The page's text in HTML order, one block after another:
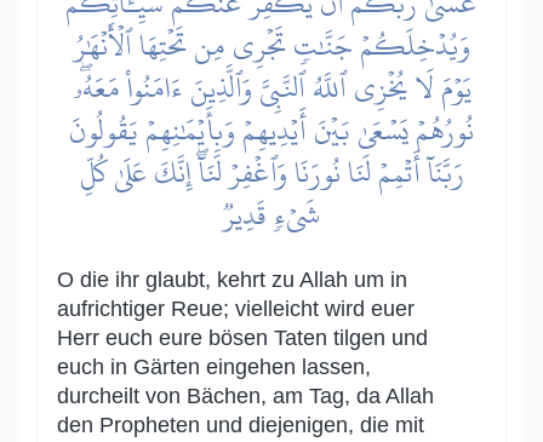
وَيُدۡخِلَكُمۡ جَنَّٰتٖ تَجۡرِي مِن تَحۡتِهَا ٱلۡأَنۡهَٰرُ
يَوۡمَ لَا يُخۡزِي ٱللَّهُ ٱلنَّبِيَّ وَٱلَّذِينَ ءَامَنُواْ مَعَهُۥۖ
نُورُهُمۡ يَسۡعَىٰ بَيۡنَ أَيۡدِيهِمۡ وَبِأَيۡمَٰنِهِمۡ يَقُولُونَ
رَبَّنَآ أَتۡمِمۡ لَنَا نُورَنَا وَٱغۡفِرۡ لَنَآۖ إِنَّكَ عَلَىٰ كُلِّ
شَيۡءٖ قَدِيرٞ
O die ihr glaubt, kehrt zu Allah um in
aufrichtiger Reue; vielleicht wird euer
Herr euch eure bösen Taten tilgen und
euch in Gärten eingehen lassen,
durcheilt von Bächen, am Tag, da Allah
den Propheten und diejenigen, die mit